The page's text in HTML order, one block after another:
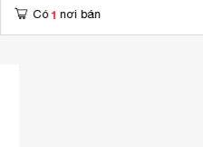
Có 1 nơi bán